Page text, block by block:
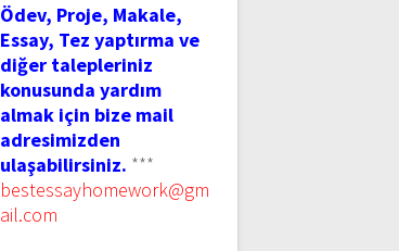
Ödev, Proje, Makale,
Essay, Tez yaptırma ve
diğer talepleriniz
konusunda yardım
almak için bize mail
adresimizden
ulaşabilirsiniz. ***
bestessayhomework@gm
ail.com